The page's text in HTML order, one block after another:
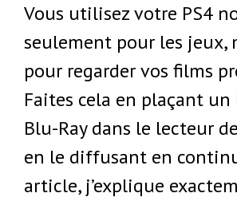
Vous utilisez votre PS4
seulement pour les jeux,
pour regarder vos films
Faites cela en plaçant un
Blu-Ray dans le lecteur
en le diffusant en
article, j’explique